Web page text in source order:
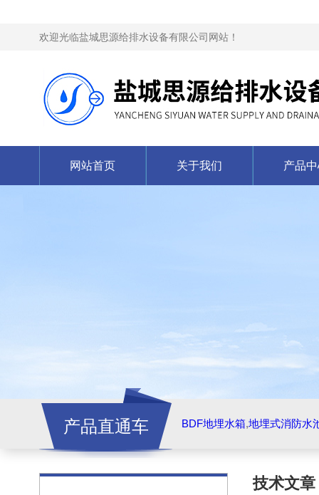
欢迎光临盐城思源给排水设备有限公司网站！
网站首页 关于我们 产品
产品直通车 BDF地埋水箱,地埋式消防水
技术文章